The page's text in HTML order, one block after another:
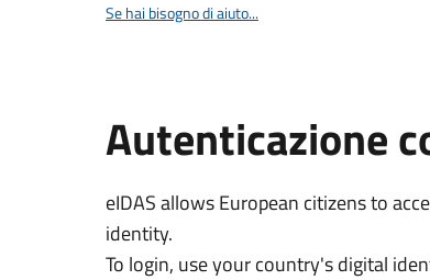
Se hai bisogno di aiuto...
Autenticazione
eIDAS allows European citizens to
identity.
To login, use your country's digital